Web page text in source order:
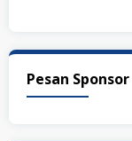
Pesan Sponsor